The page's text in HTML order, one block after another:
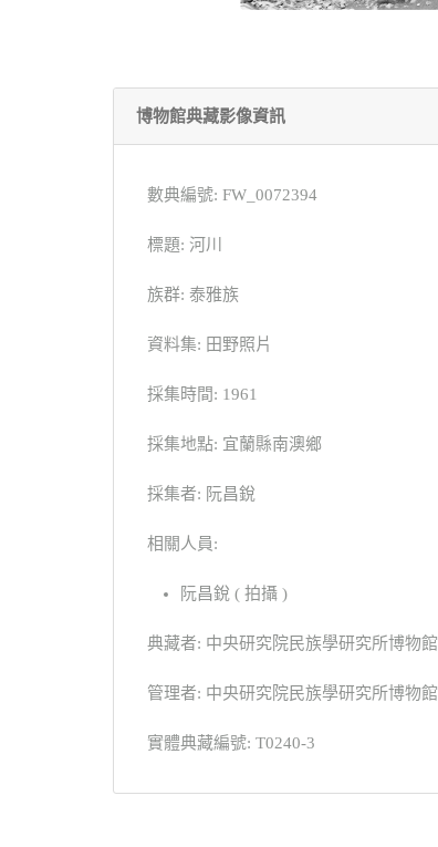
博物館典藏影像資訊
數典編號: FW_0072394
標題: 河川
族群: 泰雅族
資料集: 田野照片
採集時間: 1961
採集地點: 宜蘭縣南澳鄉
採集者: 阮昌銳
相關人員:
阮昌銳 ( 拍攝 )
典藏者: 中央研究院民族學研究所博物館
管理者: 中央研究院民族學研究所博物館
實體典藏編號: T0240-3